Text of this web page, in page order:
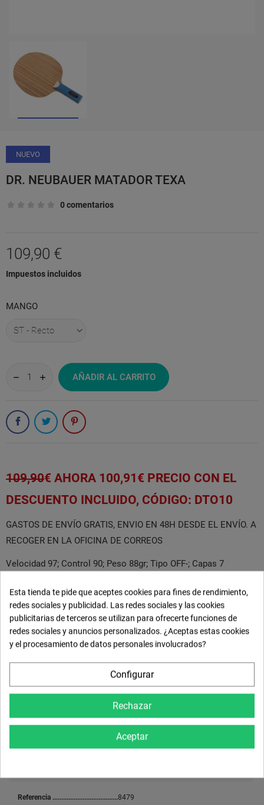
NUEVO
DR. NEUBAUER MATADOR TEXA
0 comentarios
109,90 €
Impuestos incluidos
MANGO
AÑADIR AL CARRITO
109,90€ AHORA 100,91€ PRECIO CON EL
DESCUENTO INCLUIDO, CÓDIGO: DTO10
GASTOS DE ENVÍO GRATIS, ENVIO EN 48H DESDE EL ENVÍO. A
RECOGER EN LA OFICINA DE CORREOS
Velocidad 97; Control 90; Peso 88gr; Tipo OFF-; Capas 7
Envíos, cambios y devoluciones
Política de privacidad
Comentarios
Referencia 8479
Esta tienda te pide que aceptes cookies para fines de rendimiento,
redes sociales y publicidad. Las redes sociales y las cookies
publicitarias de terceros se utilizan para ofrecerte funciones de
redes sociales y anuncios personalizados. ¿Aceptas estas cookies
y el procesamiento de datos personales involucrados?
Configurar
Rechazar
Aceptar